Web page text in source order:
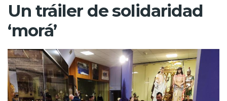
Un tráiler de solidaridad
‘morá’